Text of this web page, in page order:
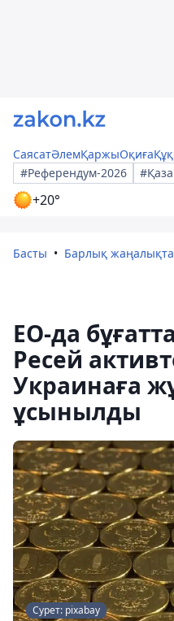
СаясатӘлемҚаржыОқиға
#Референдум-2026
+20°
Басты Барлық
ЕО-да
Ресей
Украинаға
ұсынылды
Сурет: pixabay